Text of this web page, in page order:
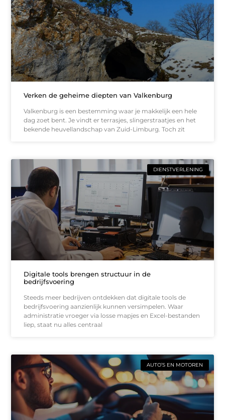
Verken de geheime diepten van Valkenburg
Valkenburg is een bestemming waar je makkelijk een hele
dag zoet bent. Je vindt er terrasjes, slingerstraatjes en het
bekende heuvellandschap van Zuid-Limburg. Toch zit
DIENSTVERLENING
Digitale tools brengen structuur in de
bedrijfsvoering
Steeds meer bedrijven ontdekken dat digitale tools de
bedrijfsvoering aanzienlijk kunnen versimpelen. Waar
administratie vroeger via losse mapjes en Excel-bestanden
liep, staat nu alles centraal
AUTO’S EN MOTOREN